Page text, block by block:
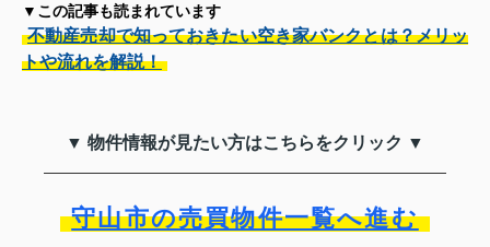
▼この記事も読まれています
不動産売却で知っておきたい空き家バンクとは？メリッ
トや流れを解説！
▼ 物件情報が見たい方はこちらをクリック ▼
守山市の売買物件一覧へ進む